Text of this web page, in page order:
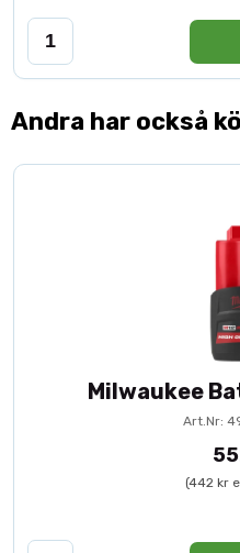
Andra har också
Milwaukee
Art.Nr:
(442 kr